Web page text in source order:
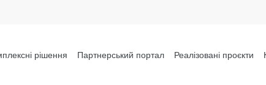
рішення Партнерський портал Реалізовані проєкти